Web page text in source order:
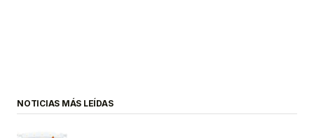
NOTICIAS MÁS LEÍDAS